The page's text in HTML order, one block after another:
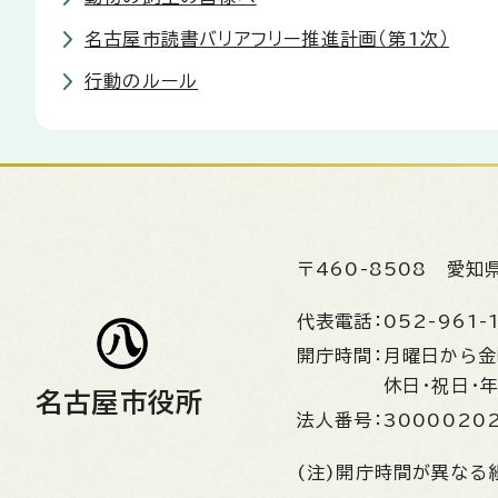
名古屋市読書バリアフリー推進計画（第1次）
行動のルール
名古屋市役所
〒460-8508 愛知
代表電話： 052-961-
開庁時間： 月曜日から
休日・祝日・
法人番号：
(注)開庁時間が異なる